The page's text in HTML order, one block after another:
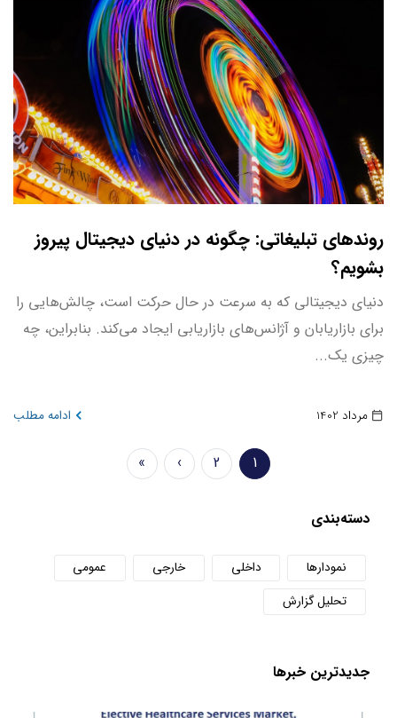
روندهای تبلیغاتی: چگونه در دنیای دیجیتال پیروز
بشویم؟
دنیای دیجیتالی که به سرعت در حال حرکت است، چالش‌هایی را
برای بازاریابان و آژانس‌های بازاریابی ایجاد می‌کند. بنابراین، چه
چیزی یک...
مرداد 1402 ادامه مطلب
صفحه1
Page2
Next›
Last»
دسته‌بندی
نمودارها داخلی خارجی
عمومی
تحلیل گزارش
جدید‌ترین خبر‌ها